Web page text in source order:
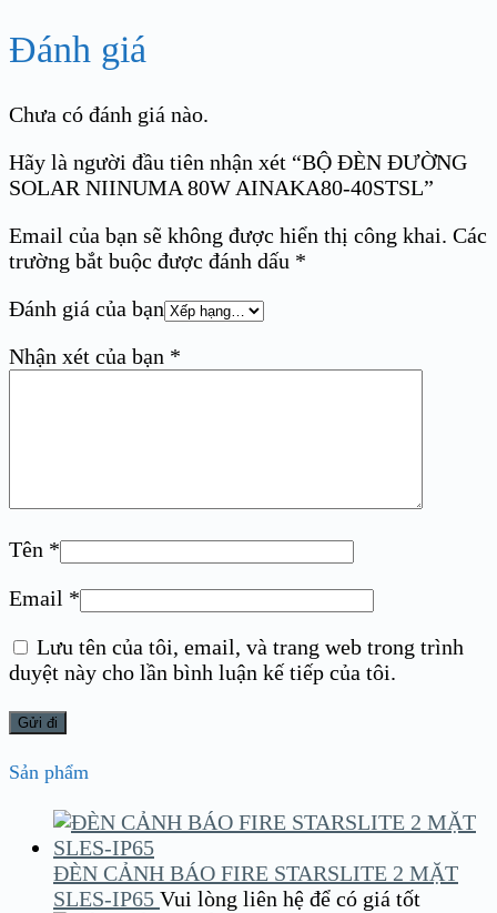
Đánh giá
Chưa có đánh giá nào.
Hãy là người đầu tiên nhận xét “BỘ ĐÈN ĐƯỜNG
SOLAR NIINUMA 80W AINAKA80-40STSL”
Email của bạn sẽ không được hiển thị công khai. Các
trường bắt buộc được đánh dấu *
Đánh giá của bạn
Nhận xét của bạn *
Tên *
Email *
Lưu tên của tôi, email, và trang web trong trình
duyệt này cho lần bình luận kế tiếp của tôi.
Sản phẩm
ĐÈN CẢNH BÁO FIRE STARSLITE 2 MẶT
SLES-IP65 Vui lòng liên hệ để có giá tốt